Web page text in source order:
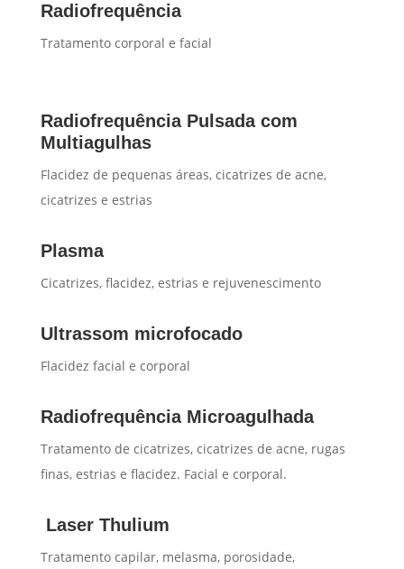
Radiofrequência
Tratamento corporal e facial
Radiofrequência Pulsada com
Multiagulhas
Flacidez de pequenas áreas, cicatrizes de acne,
cicatrizes e estrias
Plasma
Cicatrizes, flacidez, estrias e rejuvenescimento
Ultrassom microfocado
Flacidez facial e corporal
Radiofrequência Microagulhada
Tratamento de cicatrizes, cicatrizes de acne, rugas
finas, estrias e flacidez. Facial e corporal.
Laser Thulium
Tratamento capilar, melasma, porosidade,